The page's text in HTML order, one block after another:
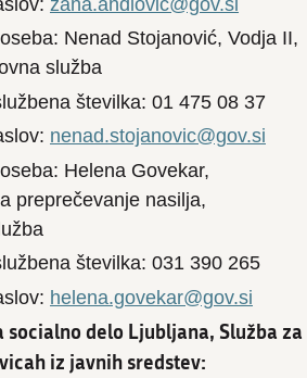
Nenad Stojanović, Vodja II,
služba
številka: 01 475 08 37
nenad.stojanovic@gov.si
Helena Govekar,
preprečevanje nasilja,
številka: 031 390 265
helena.govekar@gov.si
socialno delo Ljubljana, Služba za
iz javnih sredstev: